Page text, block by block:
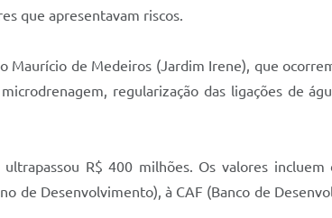
que apresentavam riscos.
Maurício de Medeiros (Jardim Irene), que
regularização das ligações de
R$ 400 milhões. Os valores incluem
de Desenvolvimento), à CAF (Banco de